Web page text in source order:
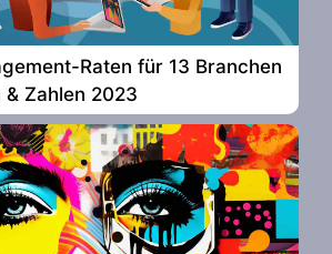
Raten für 13 Branchen
Zahlen 2023